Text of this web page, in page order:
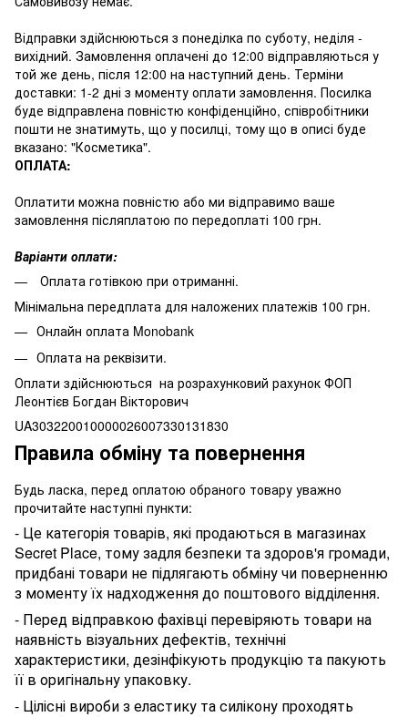
Відправки здійснюються з понеділка по суботу, неділя -
вихідний. Замовлення оплачені до 12:00 відправляються у
той же день, після 12:00 на наступний день. Терміни
доставки: 1-2 дні з моменту оплати замовлення. Посилка
буде відправлена повністю конфіденційно, співробітники
пошти не знатимуть, що у посилці, тому що в описі буде
вказано: "Косметика".
ОПЛАТА:
Оплатити можна повністю або ми відправимо ваше
замовлення післяплатою по передоплаті 100 грн.
Варіанти оплати:
Оплата готівкою при отриманні.
Мінімальна передплата для наложених платежів 100 грн.
Онлайн оплата Monobank
Оплата на реквізити.
Оплати здійснюються на розрахунковий рахунок ФОП
Леонтієв Богдан Вікторович
UA303220010000026007330131830
Правила обміну та повернення
Будь ласка, перед оплатою обраного товару уважно
прочитайте наступні пункти:
- Це категорія товарів, які продаються в магазинах
Secret Place, тому задля безпеки та здоров'я громади,
придбані товари не підлягають обміну чи поверненню
з моменту їх надходження до поштового відділення.
- Перед відправкою фахівці перевіряють товари на
наявність візуальних дефектів, технічні
характеристики, дезінфікують продукцію та пакують
її в оригінальну упаковку.
- Цілісні вироби з еластику та силікону проходять